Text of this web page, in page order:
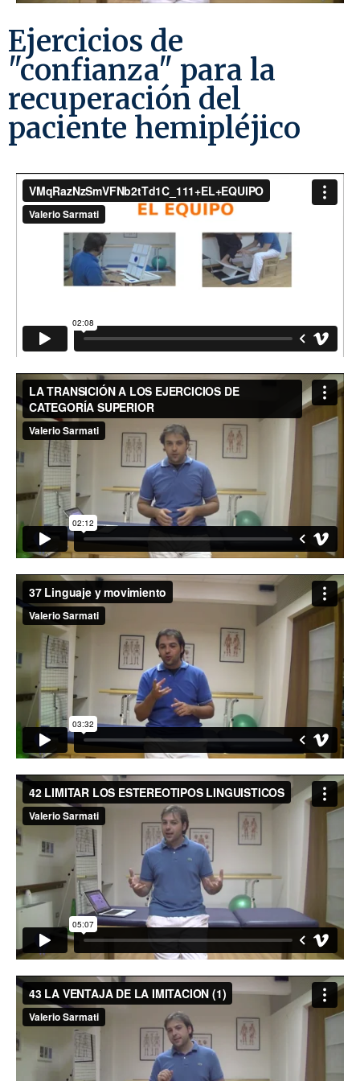
Ejercicios de
"confianza" para la
recuperación del
paciente hemipléjico